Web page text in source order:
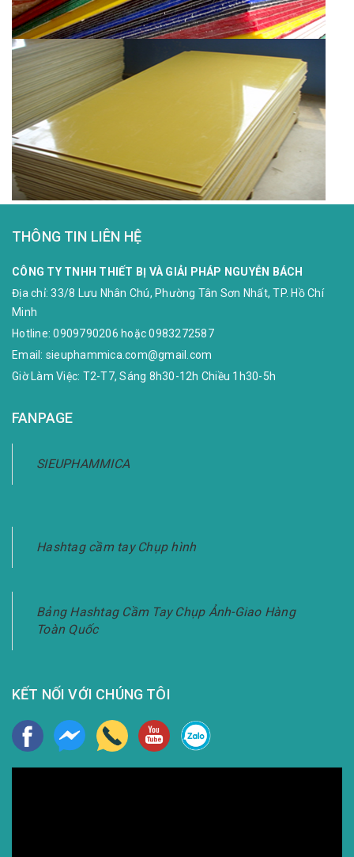
THÔNG TIN LIÊN HỆ
CÔNG TY TNHH THIẾT BỊ VÀ GIẢI PHÁP NGUYỄN BÁCH
Địa chỉ:33/8 Lưu Nhân Chú, Phường Tân Sơn Nhất, TP. Hồ Chí
Minh
Hotline:0909790206 hoặc0983272587
Email: sieuphammica.com@gmail.com
Giờ Làm Việc: T2-T7, Sáng 8h30-12h Chiều 1h30-5h
FANPAGE
SIEUPHAMMICA
Hashtag cầm tay Chụp hình
Bảng Hashtag Cầm Tay Chụp Ảnh-Giao Hàng
Toàn Quốc
KẾT NỐI VỚI CHÚNG TÔI